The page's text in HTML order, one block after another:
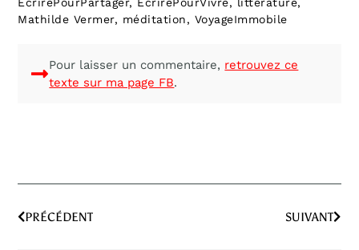
Mathilde Vermer, méditation, VoyageImmobile
Pour laisser un commentaire, retrouvez ce
texte sur ma page FB.
PRÉCÉDENT SUIVANT